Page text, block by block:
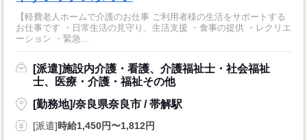
【軽費老人ホームで介護のお仕事 ご利用者様の生活をサポートする
お仕事です ・日常生活の見守り、生活支援 ・食事の提供 ・レクリエ
ーション ・緊急...
[派遣]施設内介護・看護、介護福祉士・社会福祉
士、医療・介護・福祉その他
[勤務地]/奈良県奈良市 / 帯解駅
[派遣]時給1,450円〜1,812円